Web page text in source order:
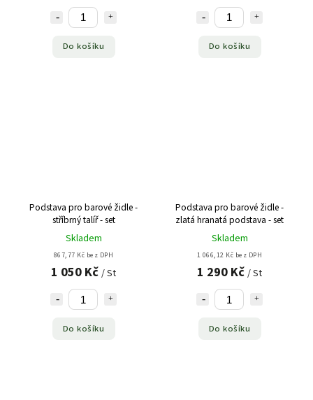
Do košíku Do košíku
Podstava pro barové židle -
stříbrný talíř - set
Skladem
867,77 Kč bez DPH
1 050 Kč / St
Do košíku
Podstava pro barové židle -
zlatá hranatá podstava - set
Skladem
1 066,12 Kč bez DPH
1 290 Kč / St
Do košíku